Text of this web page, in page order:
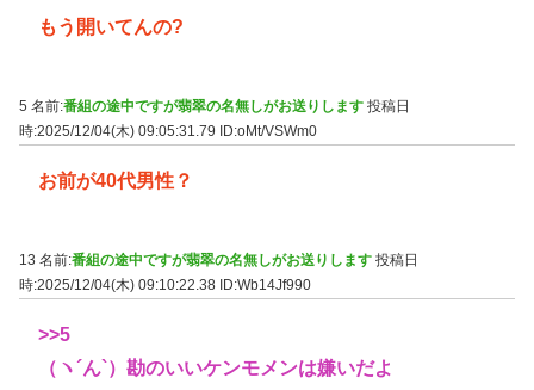
もう開いてんの?
5 名前:番組の途中ですが翡翠の名無しがお送りします 投稿日
時:2025/12/04(木) 09:05:31.79
ID:oMt/VSWm0
お前が40代男性？
13 名前:番組の途中ですが翡翠の名無しがお送りします 投稿日
時:2025/12/04(木) 09:10:22.38 ID:Wb14Jf990
>>5
（ヽ´ん`）勘のいいケンモメンは嫌いだよ